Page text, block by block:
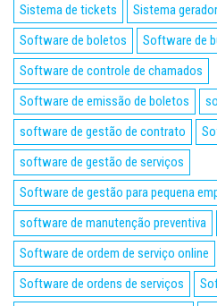
Sistema de tickets
Sistema
Software de boletos
Software de
Software de controle de chamados
Software de emissão de boletos
software de gestão de contrato
software de gestão de serviços
Software de gestão para pequena
software de manutenção preventiva
Software de ordem de serviço online
Software de ordens de serviços